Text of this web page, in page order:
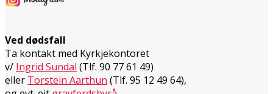
Ved dødsfall
Ta kontakt med Kyrkjekontoret
v/ Ingrid Sundal (Tlf. 90 77 61 49)
eller Torstein Aarthun (Tlf. 95 12 49 64),